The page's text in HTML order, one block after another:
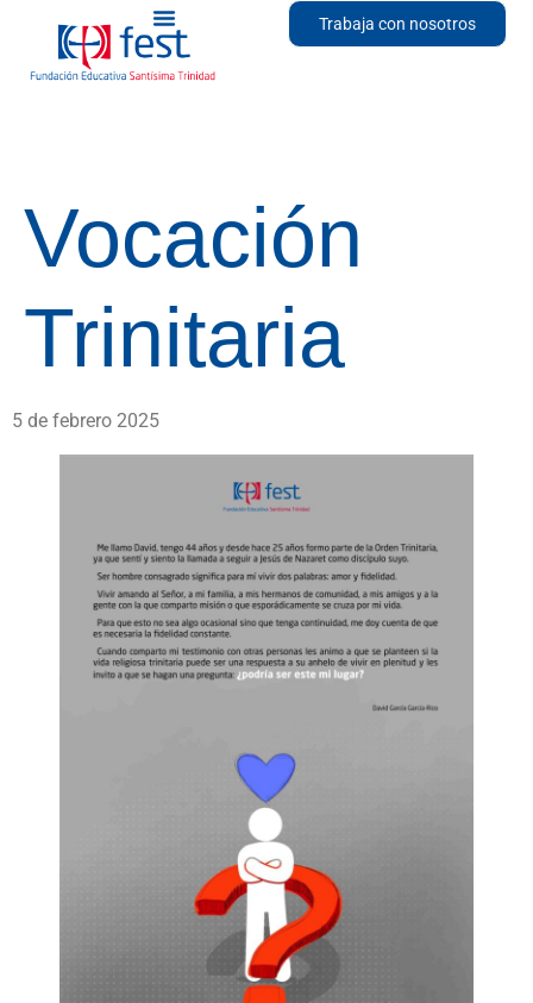
Trabaja con nosotros
Vocación
Trinitaria
5 de febrero 2025